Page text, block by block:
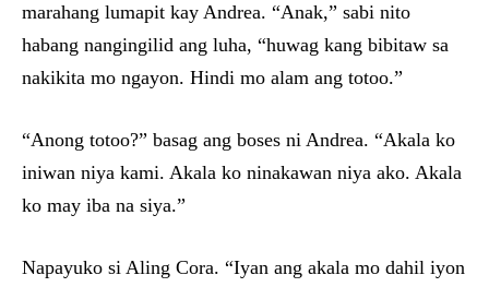
marahang lumapit kay Andrea. “Anak,” sabi nito
habang nangingilid ang luha, “huwag kang bibitaw sa
nakikita mo ngayon. Hindi mo alam ang totoo.”
“Anong totoo?” basag ang boses ni Andrea. “Akala ko
iniwan niya kami. Akala ko ninakawan niya ako. Akala
ko may iba na siya.”
Napayuko si Aling Cora. “Iyan ang akala mo dahil iyon